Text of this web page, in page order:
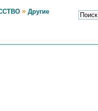
» Другие